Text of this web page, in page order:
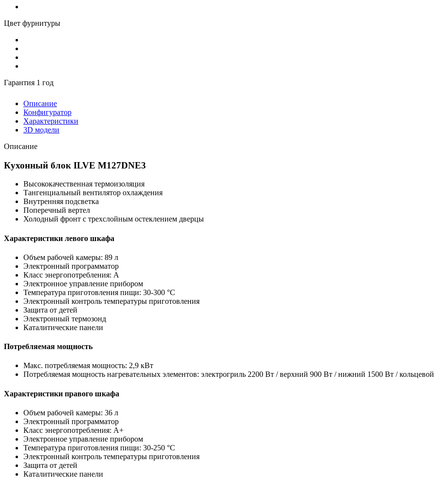
Цвет фурнитуры
Гарантия 1 год
Описание
Конфигуратор
Характеристики
3D модели
Описание
Кухонный блок ILVE M127DNE3
Высококачественная термоизоляция
Тангенциальный вентилятор охлаждения
Внутренняя подсветка
Поперечный вертел
Холодный фронт с трехслойным остеклением дверцы
Характеристики левого шкафа
Объем рабочей камеры: 89 л
Электронный программатор
Класс энергопотребления: A
Электронное управление прибором
Температура приготовления пищи: 30-300 °C
Электронный контроль температуры приготовления
Защита от детей
Электронный термозонд
Каталитические панели
Потребляемая мощность
Макс. потребляемая мощность: 2,9 кВт
Потребляемая мощность нагревательных элементов: электрогриль 2200 Вт / верхний 900 Вт / нижний 1500 Вт /
Характеристики правого шкафа
Объем рабочей камеры: 36 л
Электронный программатор
Класс энергопотребления: A+
Электронное управление прибором
Температура приготовления пищи: 30-250 °C
Электронный контроль температуры приготовления
Защита от детей
Каталитические панели